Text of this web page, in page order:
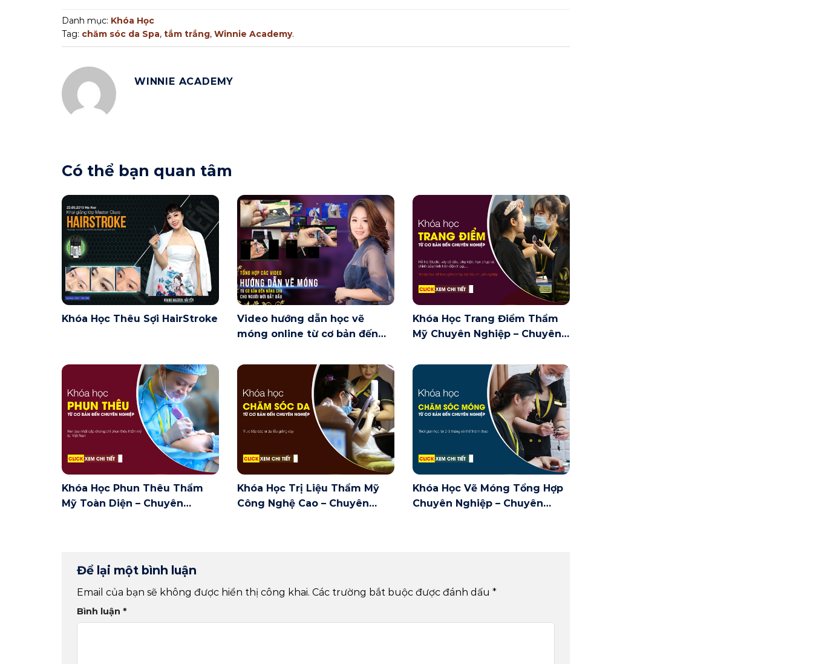
Danh mục: Khóa Học
Tag: chăm sóc da Spa, tắm trắng, Winnie Academy.
WINNIE ACADEMY
Có thể bạn quan tâm
Khóa Học Thêu Sợi HairStroke
Video hướng dẫn học vẽ
móng online từ cơ bản đến
người mới bắt đầu
Khóa Học Trang Điểm Thẩm
Mỹ Chuyên Nghiệp – Chuyên
Khóa Học Phun Thêu Thẩm
Mỹ Toàn Diện – Chuyên
Khóa Học Trị Liệu Thẩm Mỹ
Công Nghệ Cao – Chuyên
Khóa Học Vẽ Móng Tổng Hợp
Chuyên Nghiệp – Chuyên
Để lại một bình luận
Email của bạn sẽ không được hiển thị công khai. Các trường bắt buộc được đánh dấu *
Bình luận *